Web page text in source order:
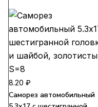
8.20 ₽
Саморез автомобильный